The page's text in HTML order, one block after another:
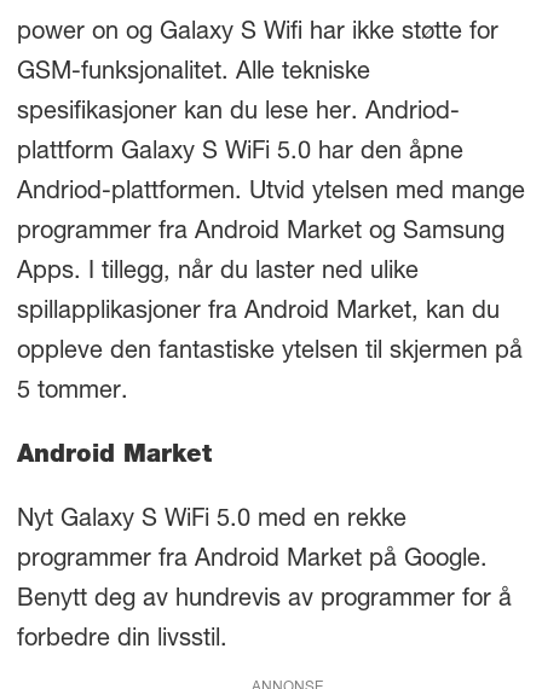
power on og Galaxy S Wifi har ikke støtte for
GSM-funksjonalitet. Alle tekniske
spesifikasjoner kan du lese her. Andriod-
plattform Galaxy S WiFi 5.0 har den åpne
Andriod-plattformen. Utvid ytelsen med mange
programmer fra Android Market og Samsung
Apps. I tillegg, når du laster ned ulike
spillapplikasjoner fra Android Market, kan du
oppleve den fantastiske ytelsen til skjermen på
5 tommer.
Android Market
Nyt Galaxy S WiFi 5.0 med en rekke
programmer fra Android Market på Google.
Benytt deg av hundrevis av programmer for å
forbedre din livsstil.